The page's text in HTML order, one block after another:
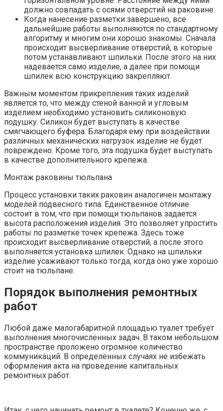
должно совпадать с осями отверстий на раковине.
Когда нанесение разметки завершено, все
дальнейшие работы выполняются по стандартному
алгоритму и многим они хорошо знакомы. Сначала
происходит высверливание отверстий, в которые
потом устанавливают шпильки. После этого на них
надевается само изделие, а далее при помощи
шпилек всю конструкцию закрепляют.
Важным моментом прикрепления таких изделий
является то, что между стеной ванной и угловым
изделием необходимо установить силиконовую
подушку. Силикон будет выступать в качестве
смягчающего буфера. Благодаря ему при воздействии
различных механических нагрузок изделие не будет
повреждено. Кроме того, эта подушка будет выступать
в качестве дополнительного крепежа.
Монтаж раковины тюльпана
Процесс установки таких раковин аналогичен монтажу
моделей подвесного типа. Единственное отличие
состоит в том, что при помощи тюльпанов задается
высота расположения изделия. Это позволяет упростить
работы по разметке точек крепежа. Здесь тоже
происходит высверливание отверстий, а после этого
выполняется установка шпилек. Однако на шпильки
изделие усаживают только тогда, когда оно уже хорошо
стоит на тюльпане.
Порядок выполнения ремонтных
работ
Любой даже малогабаритной площадью туалет требует
выполнения многочисленных задач. В таком небольшом
пространстве проложено огромное количество
коммуникаций. В определённых случаях не избежать
оформления акта на проведение капитальных
ремонтных работ.